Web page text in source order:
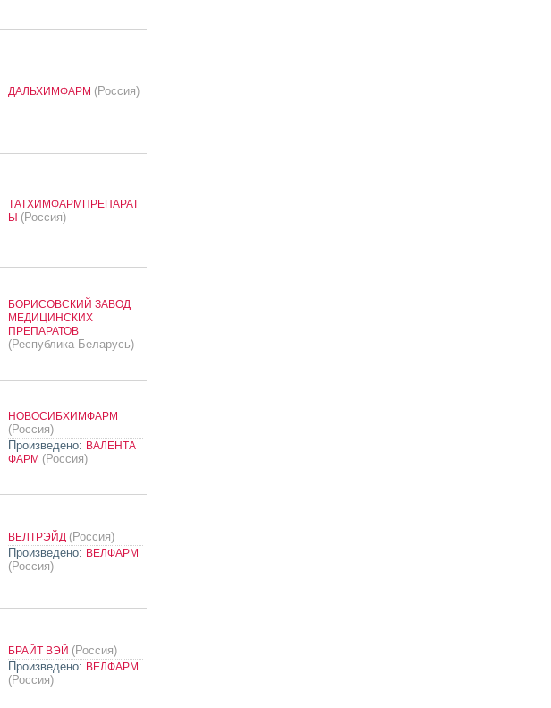
ДАЛЬХИМФАРМ (Россия)
ТАТХИМФАРМПРЕПАРАТ
Ы (Россия)
БОРИСОВСКИЙ ЗАВОД
МЕДИЦИНСКИХ
ПРЕПАРАТОВ
(Республика Беларусь)
НОВОСИБХИМФАРМ
(Россия)
Произведено: ВАЛЕНТА
ФАРМ (Россия)
ВЕЛТРЭЙД (Россия)
Произведено: ВЕЛФАРМ
(Россия)
БРАЙТ ВЭЙ (Россия)
Произведено: ВЕЛФАРМ
(Россия)